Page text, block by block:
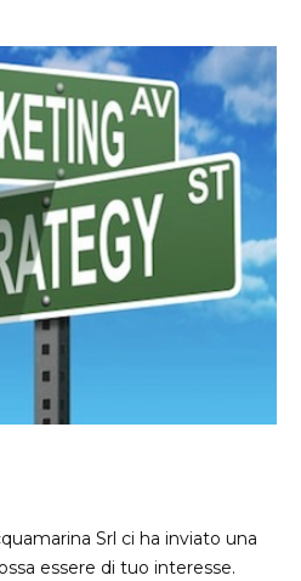
Srl ci ha inviato una
essere di tuo interesse.